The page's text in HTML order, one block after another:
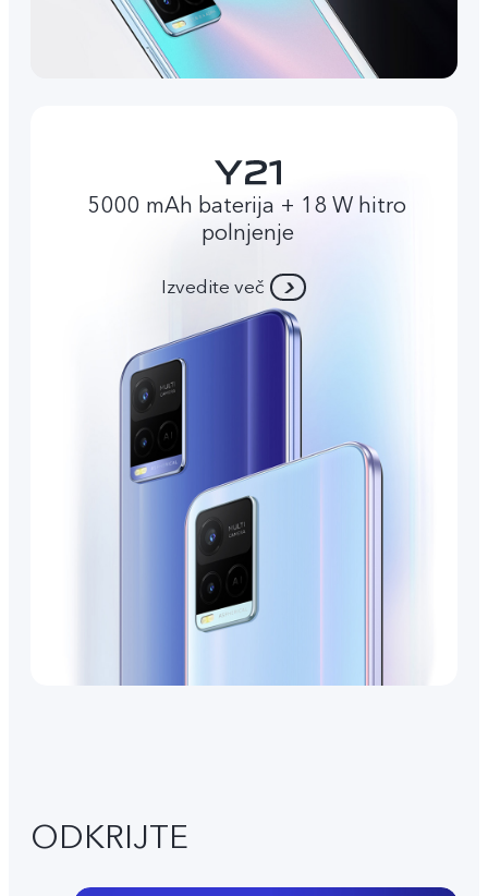
5000 mAh baterija + 18 W hitro
polnjenje
Izvedite več
ODKRIJTE